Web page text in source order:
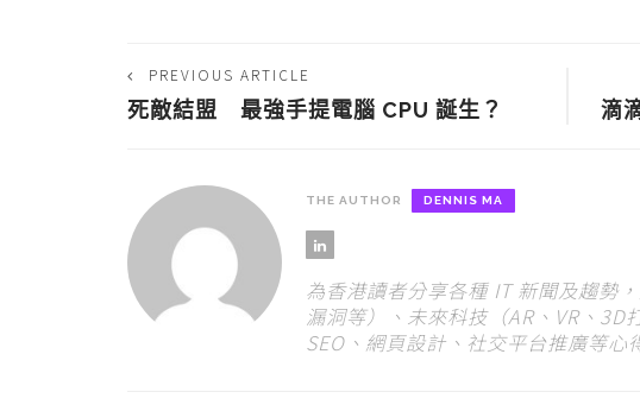
PREVIOUS ARTICLE
死敵結盟 最強手提電腦 CPU 誕生？ 滴
THE AUTHOR DENNIS MA
為香港讀者分享各種 IT 新聞及趨勢
漏洞等）、未來科技（AR、VR、
SEO、網頁設計、社交平台推廣等心